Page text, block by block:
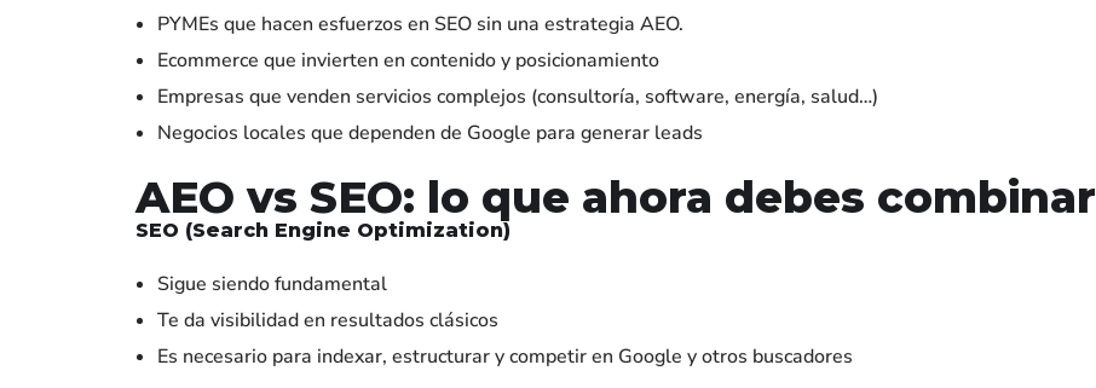
PYMEs que hacen esfuerzos en SEO sin una estrategia AEO.
Ecommerce que invierten en contenido y posicionamiento
Empresas que venden servicios complejos (consultoría, software, energía, salud…)
Negocios locales que dependen de Google para generar leads
AEO vs SEO: lo que ahora debes combinar
SEO (Search Engine Optimization)
Sigue siendo fundamental
Te da visibilidad en resultados clásicos
Es necesario para indexar, estructurar y competir en Google y otros buscadores